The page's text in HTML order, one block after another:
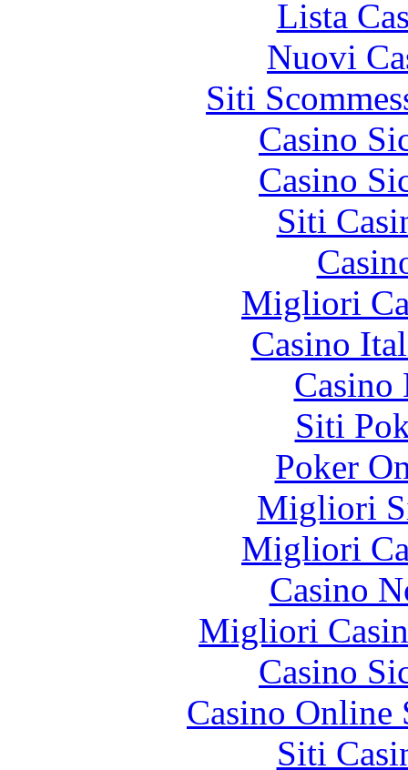
Lista
Nuovi
Siti
Casino
Casino
Siti
Migliori
Casino
Siti
Poker
Migliori
Migliori
Casino
Migliori
Casino
Casino
Siti